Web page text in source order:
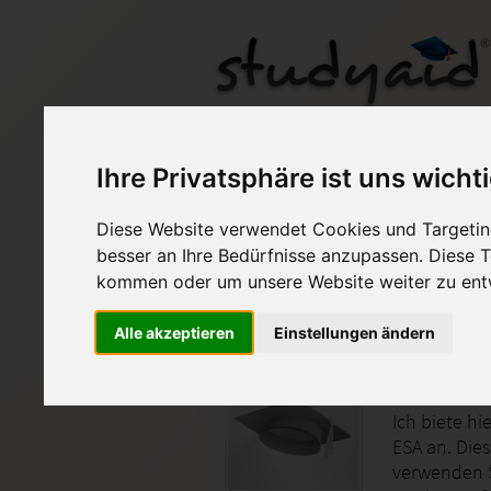
Ihre Privatsphäre ist uns
Diese Website verwendet Cookies und
besser an Ihre Bedürfnisse anzupassen. Diese
kommen oder um unsere Website weiter zu
Alle akzeptieren Einstellungen ändern
KOS01B
Auf StudyAid.de
Ich biete
ESA an.
verwenden